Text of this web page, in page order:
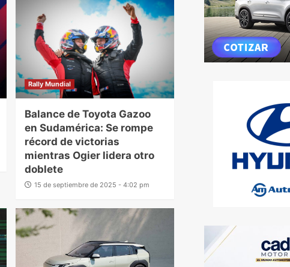
Rally Mundial
Balance de Toyota Gazoo
en Sudamérica: Se rompe
récord de victorias
mientras Ogier lidera otro
doblete
15 de septiembre de 2025 - 4:02 pm